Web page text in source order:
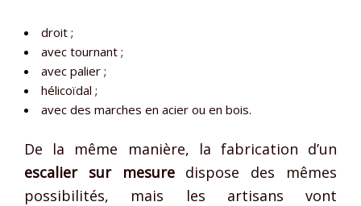
droit ;
avec tournant ;
avec palier ;
hélicoïdal ;
avec des marches en acier ou en bois.
De la même manière, la fabrication d’un
escalier sur mesuredispose des mêmes
possibilités, mais les artisans vont